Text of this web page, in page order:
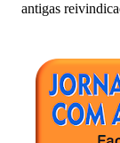
antigas